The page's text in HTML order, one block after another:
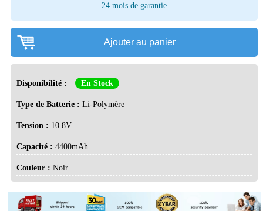
24 mois de garantie
Ajouter au panier
Disponibilité : En Stock
Type de Batterie :Li-Polymère
Tension : 10.8V
Capacité :4400mAh
Couleur :Noir